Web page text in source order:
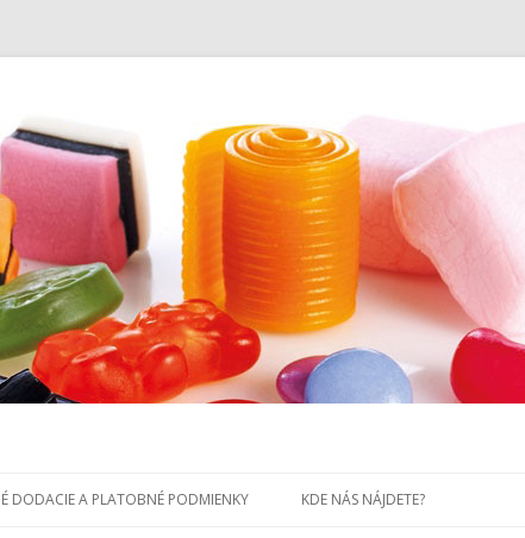
DODACIE A PLATOBNÉ PODMIENKY KDE NÁS NÁJDETE?